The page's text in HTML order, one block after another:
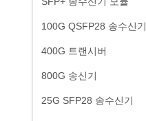
100G QSFP28 송수신기
400G 트랜시버
800G 송신기
25G SFP28 송수신기